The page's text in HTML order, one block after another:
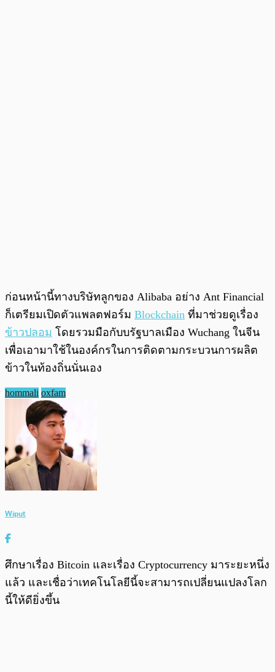
ก่อนหน้านี้ทางบริษัทลูกของ Alibaba อย่าง Ant Financial
ก็เตรียมเปิดตัวแพลตฟอร์ม Blockchain ที่มาช่วยดูเรื่อง
ข้าวปลอม โดยรวมมือกับบรัฐบาลเมือง Wuchang ในจีน
เพื่อเอามาใช้ในองค์กรในการติดตามกระบวนการผลิต
ข้าวในท้องถิ่นนั่นเอง
hommali oxfam
Wiput
ศึกษาเรื่อง Bitcoin และเรื่อง Cryptocurrency มาระยะหนึ่ง
แล้ว และเชื่อว่าเทคโนโลยีนี้จะสามารถเปลี่ยนแปลงโลก
นี้ให้ดียิ่งขึ้น